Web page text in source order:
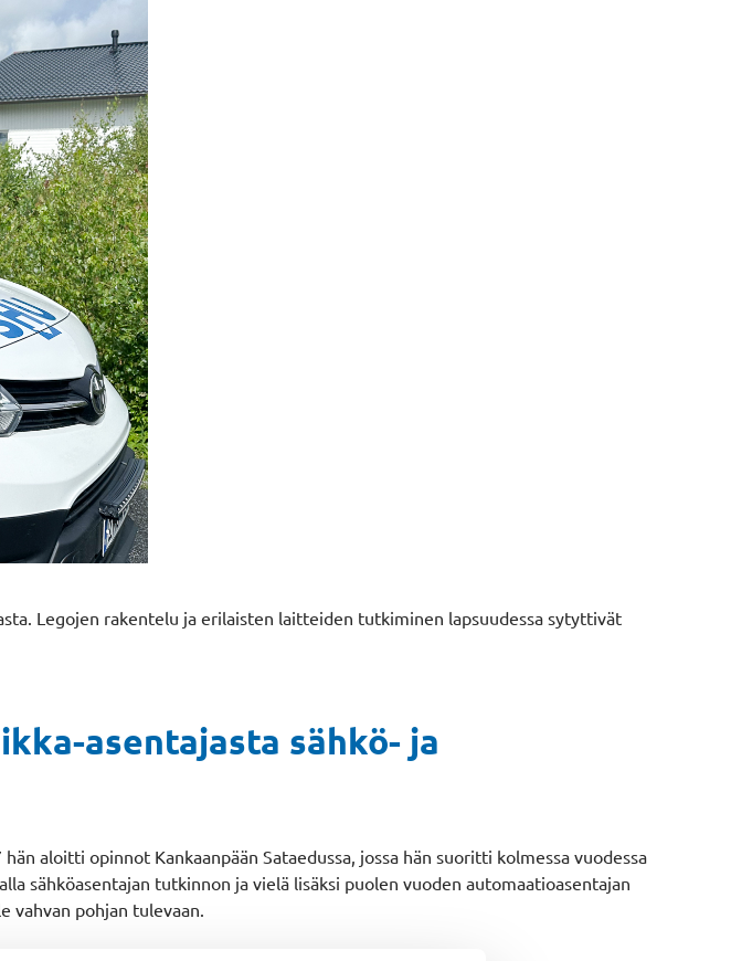
Legojen rakentelu ja erilaisten laitteiden tutkiminen lapsuudessa sytyttivät
asentajasta sähkö- ja
aloitti opinnot Kankaanpään Sataedussa, jossa hän suoritti kolmessa vuodessa
sähköasentajan tutkinnon ja vielä lisäksi puolen vuoden automaatioasentajan
vahvan pohjan tulevaan.